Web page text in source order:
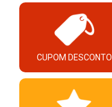
CUPOM DESCONTO